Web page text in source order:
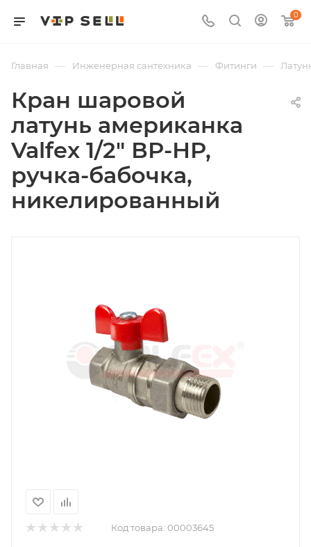
0
Главная — Инженерная сантехника — Фитинги —
Кран шаровой
латунь американка
Valfex 1/2" ВР-НР,
ручка-бабочка,
никелированный
Код товара: 00003645